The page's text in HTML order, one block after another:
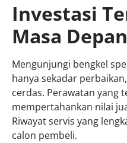
Investasi
Masa
Mengunjungi bengkel
hanya sekadar
cerdas. Perawatan yang
mempertahankan nilai
Riwayat servis yang
calon pembeli.